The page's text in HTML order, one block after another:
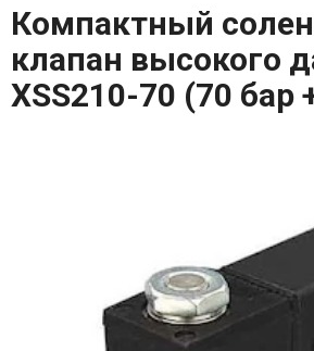
Компактный
клапан высокого
XSS210-70 (70 бар